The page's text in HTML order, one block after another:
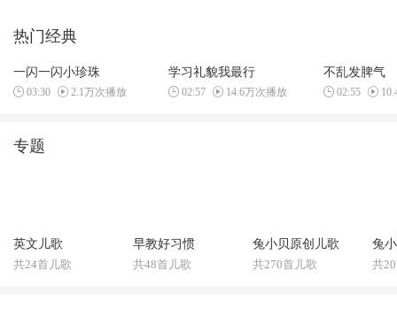
热门经典
一闪一闪小珍珠
03:30 2.1万次播放
学习礼貌我最行
02:57 14.6万次播放
不乱发脾气
02:55
专题
英文儿歌
共24首儿歌
早教好习惯
共48首儿歌
兔小贝原创儿歌
共270首儿歌
兔
共